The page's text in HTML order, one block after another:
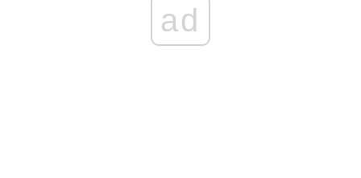
ad